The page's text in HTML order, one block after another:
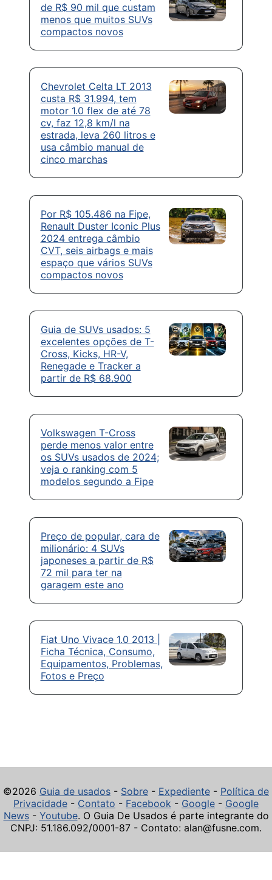
de R$ 90 mil que custam
menos que muitos SUVs
compactos novos
Chevrolet Celta LT 2013
custa R$ 31.994, tem
motor 1.0 flex de até 78
cv, faz 12,8 km/l na
estrada, leva 260 litros e
usa câmbio manual de
cinco marchas
Por R$ 105.486 na Fipe,
Renault Duster Iconic Plus
2024 entrega câmbio
CVT, seis airbags e mais
espaço que vários SUVs
compactos novos
Guia de SUVs usados: 5
excelentes opções de T-
Cross, Kicks, HR-V,
Renegade e Tracker a
partir de R$ 68.900
Volkswagen T-Cross
perde menos valor entre
os SUVs usados de 2024;
veja o ranking com 5
modelos segundo a Fipe
Preço de popular, cara de
milionário: 4 SUVs
japoneses a partir de R$
72 mil para ter na
garagem este ano
Fiat Uno Vivace 1.0 2013 |
Ficha Técnica, Consumo,
Equipamentos, Problemas,
Fotos e Preço
©2026 Guia de usados - Sobre - Expediente - Política de
Privacidade - Contato - Facebook - Google - Google
News- Youtube. O Guia De Usados é parte integrante do
CNPJ: 51.186.092/0001-87 - Contato: alan@fusne.com.